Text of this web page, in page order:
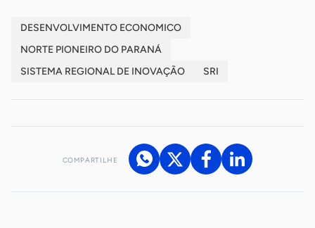
DESENVOLVIMENTO ECONOMICO
NORTE PIONEIRO DO PARANÁ
SISTEMA REGIONAL DE INOVAÇÃO
SRI
COMPARTILHE